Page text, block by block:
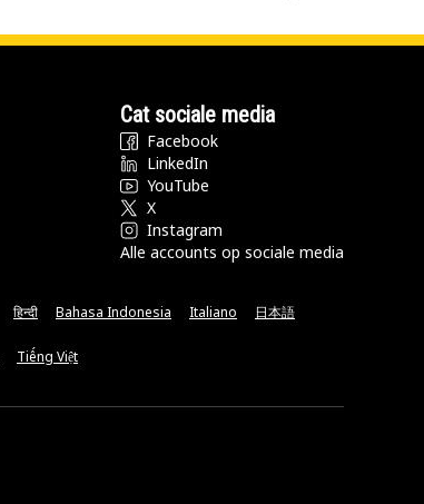
Cat sociale media
Facebook
LinkedIn
YouTube
X
Instagram
Alle accounts op sociale media
हिन्दी Bahasa Indonesia Italiano 日本語
Tiếng Việt